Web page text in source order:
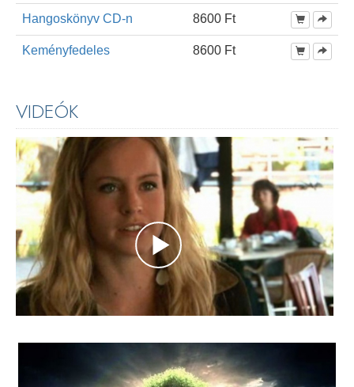
Hangoskönyv CD-n 8600 Ft
Keményfedeles 8600 Ft
VIDEÓK